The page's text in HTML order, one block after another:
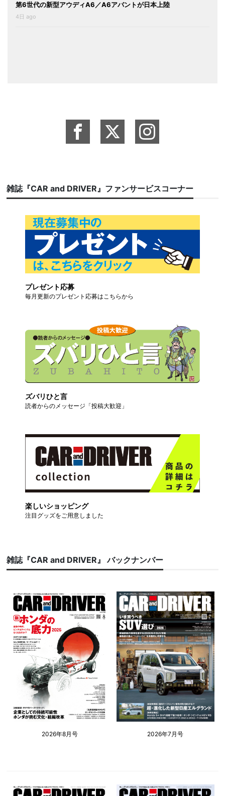
第6世代の新型アウディA6／A6アバントが日本上陸
4日 ago
雑誌『CAR and DRIVER』ファンサービスコーナー
プレゼント応募
毎月更新のプレゼント応募はこちらから
ズバリひと言
読者からのメッセージ「投稿大歓迎」
楽しいショッピング
注目グッズをご用意しました
雑誌『CAR and DRIVER』 バックナンバー
2026年8月号 2026年7月号